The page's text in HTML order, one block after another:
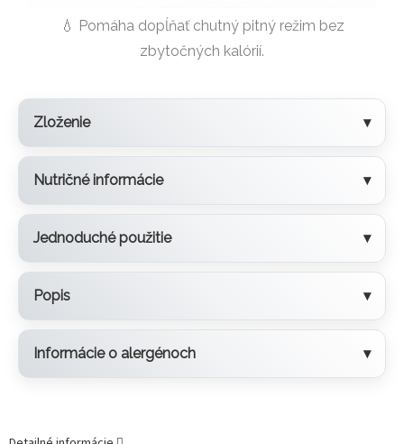
💧 Pomáha dopĺňať chutný pitný režim bez
zbytočných kalórií.
Zloženie
Nutričné informácie
Jednoduché použitie
Popis
Informácie o alergénoch